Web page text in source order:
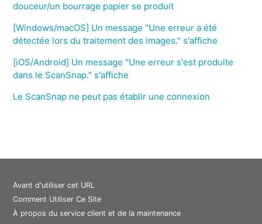
douceur/un bourrage papier se produit
[Windows/macOS] Un message "Une erreur a été
détectée lors du traitement des images." s'affiche
[iOS/Android] Un message "Une erreur s'est produite
dans le ScanSnap." s'affiche
Le ScanSnap ne peut pas établir une connexion
Avant d'utiliser cet URL
Comment Utiliser Ce Site
À propos du service client et de la maintenance